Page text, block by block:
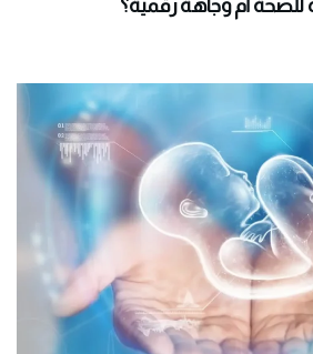
للصحة أم وجاهة رقمية؟